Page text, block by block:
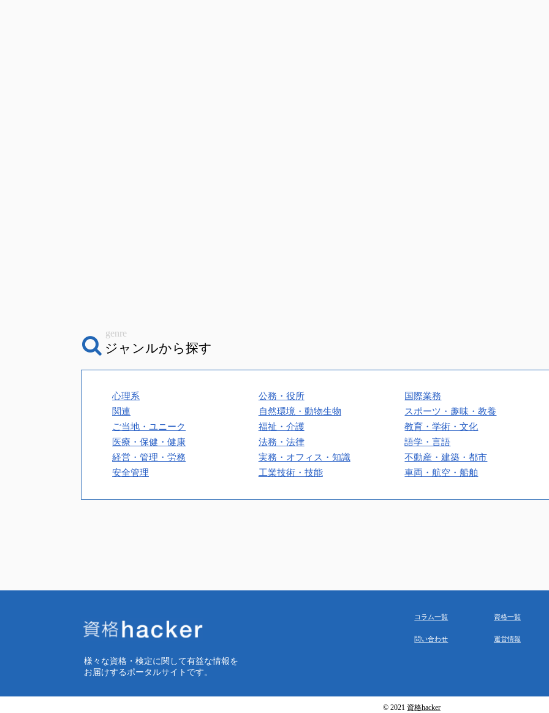
ジャンルから探す
genre
心理系 公務・役所 国際業務
関連
自然環境・動物生物 スポーツ・趣味・教養
ご当地・ユニーク
福祉・介護 教育・学術・文化
医療・保健・健康
法務・法律 語学・言語
経営・管理・労務
実務・オフィス・知識 不動産・建築・都市
安全管理
工業技術・技能 車両・航空・船舶
様々な資格・検定に関して有益な情報を
お届けするポータルサイトです。
コラム一覧 資格一覧
問い合わせ 運営情報
© 2021 資格hacker